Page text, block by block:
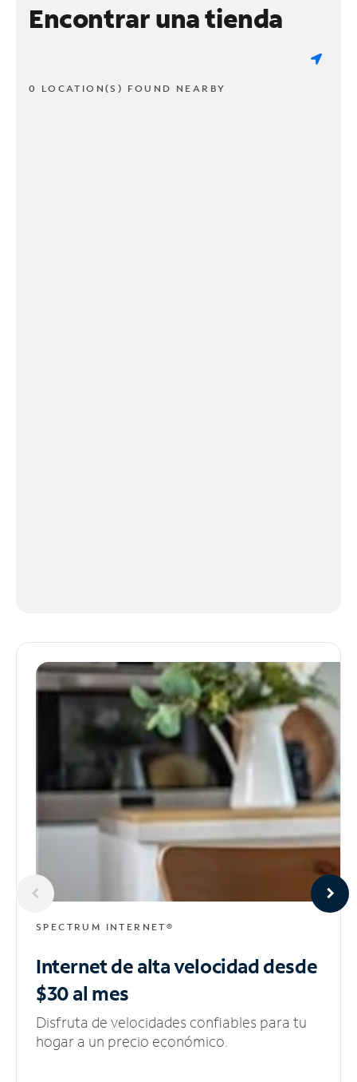
Encontrar una tienda
0 LOCATION(S) FOUND NEARBY
SPECTRUM INTERNET®
Internet de alta velocidaddesde
$30 al mes
Disfruta de velocidades confiables para tu
hogar a un precio económico.